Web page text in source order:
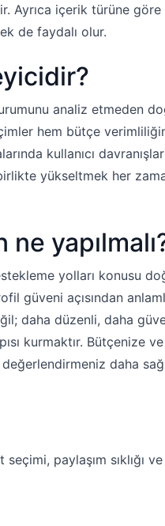
Ayrıca içerik türüne
de faydalı olur.
analiz etmeden
hem bütçe
kullanıcı
yükseltmek her
yolları konusu
güveni açısından
daha düzenli, daha
kurmaktır. Bütçenize ve
daha
paylaşım sıklığı